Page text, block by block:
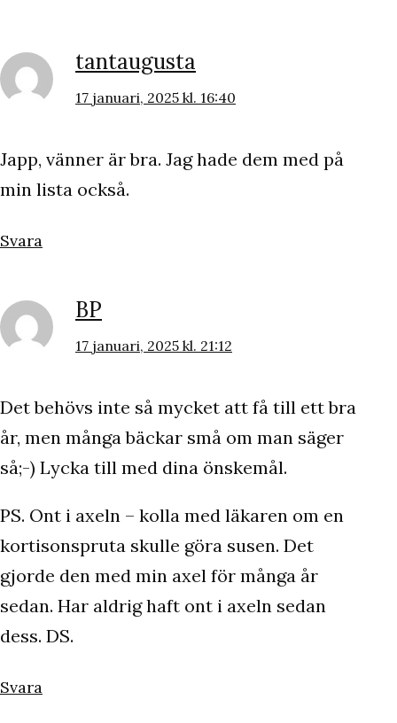
tantaugusta
17 januari, 2025 kl. 16:40
Japp, vänner är bra. Jag hade dem med på
min lista också.
Svara
BP
17 januari, 2025 kl. 21:12
Det behövs inte så mycket att få till ett bra
år, men många bäckar små om man säger
så;-) Lycka till med dina önskemål.
PS. Ont i axeln – kolla med läkaren om en
kortisonspruta skulle göra susen. Det
gjorde den med min axel för många år
sedan. Har aldrig haft ont i axeln sedan
dess. DS.
Svara